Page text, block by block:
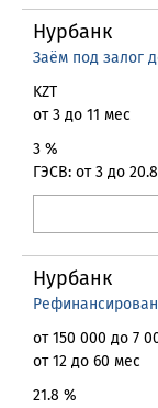
Нурбанк
Заём под залог
KZT
от 3 до 11 мес
3 %
ГЭСВ: от 3 до
Нурбанк
от 150 000 до 7
от 12 до 60 мес
21.8 %